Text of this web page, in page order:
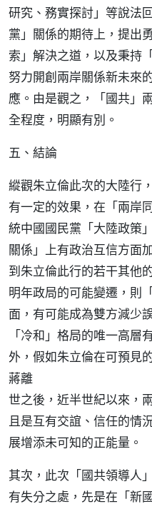
研究、務實探討」等說法
黨」關係的期待上，提出
索」解決之道，以及秉持
努力開創兩岸關係新未來
應。由是觀之，「國共」
全程度，明顯有別。
五、結論
縱觀朱立倫此次的大陸行
有一定的效果，在「兩岸
統中國國民黨「大陸政策
關係」上有政治互信方面
到朱立倫此行的若干其他
明年政局的可能變遷，則
面，有可能成為雙方減少
「冷和」格局的唯一高層
外，假如朱立倫在可預見
蔣離
世之後，近半世紀以來，
且是互有交誼、信任的情
展增添未可知的正能量。
其次，此次「國共領導人
有失分之處，先是在「新